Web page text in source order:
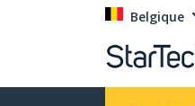
Belgique